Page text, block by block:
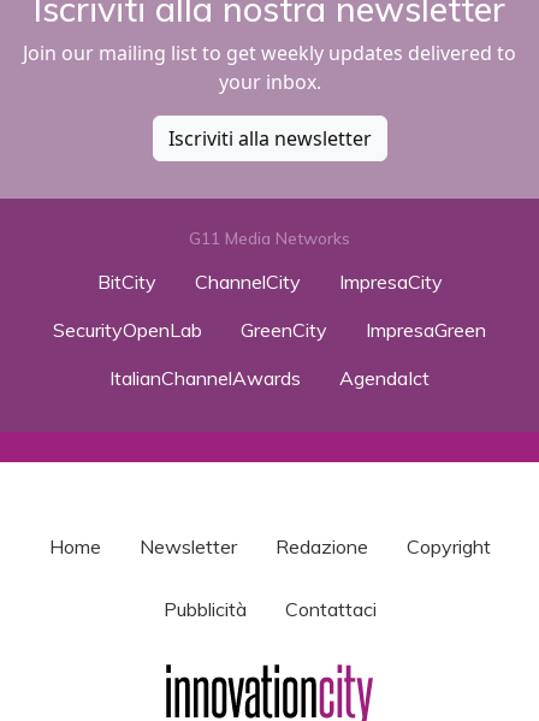
Join our mailing list to get weekly updates delivered to
your inbox.
Iscriviti alla newsletter
G11 Media Networks
BitCity ChannelCity
ImpresaCity
SecurityOpenLab
GreenCity
ImpresaGreen
ItalianChannelAwards
AgendaIct
Home Newsletter Redazione Copyright
Pubblicità Contattaci